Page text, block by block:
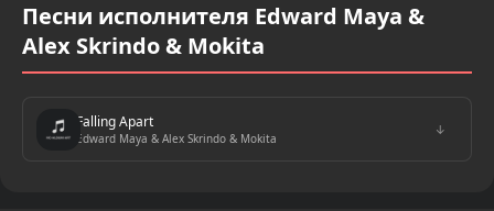
Песни исполнителя Edward Maya &
Alex Skrindo & Mokita
Falling Apart
Edward Maya & Alex Skrindo & Mokita
↓